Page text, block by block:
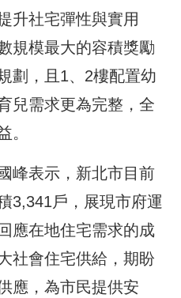
升社宅彈性與實用
規模最大的容積獎勵
劃，且1、2樓配置幼
兒需求更為完整，全
。
峰表示，新北市目前
3,341戶，展現市府運
應在地住宅需求的成
社會住宅供給，期盼
應，為市民提供安